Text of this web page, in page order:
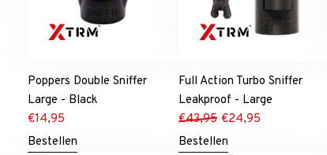
Poppers Double Sniffer
Large - Black
€14,95
Bestellen
Full Action Turbo Sniffer
Leakproof - Large
€43,95 €24,95
Bestellen